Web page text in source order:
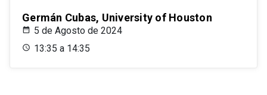
Germán Cubas, University of Houston
5 de Agosto de 2024
13:35 a 14:35